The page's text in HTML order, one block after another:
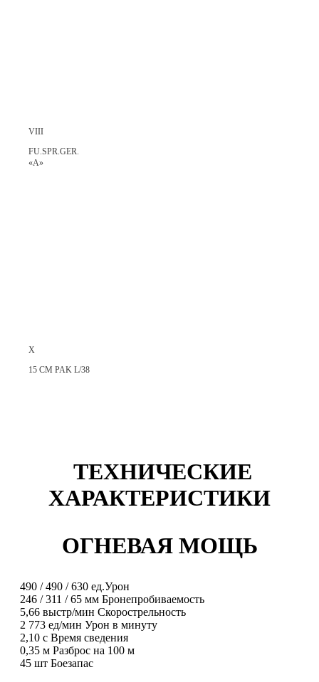
VIII
FU.SPR.GER.
«A»
X
15 CM PAK L/38
ТЕХНИЧЕСКИЕ
ХАРАКТЕРИСТИКИ
ОГНЕВАЯ МОЩЬ
490 /490 /630 ед.Урон
246 /311 /65 мм Бронепробиваемость
5,66 выстр/мин Скорострельность
2 773 ед/мин Урон в минуту
2,10 с Время сведения
0,35 м Разброс на 100 м
45 шт Боезапас